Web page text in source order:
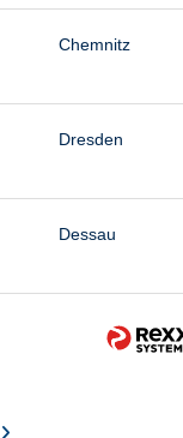
Chemnitz
Dresden
Dessau